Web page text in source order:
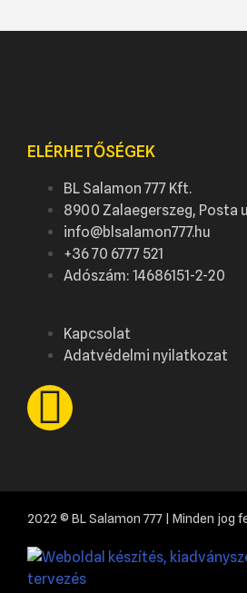
ELÉRHETŐSÉGEK
BL Salamon 777 Kft.
8900 Zalaegerszeg, Posta
info@blsalamon777.hu
+36 70 6777 521
Adószám: 14686151-2-20
Kapcsolat
Adatvédelmi nyilatkozat
2022 © BL Salamon 777 | Minden jog